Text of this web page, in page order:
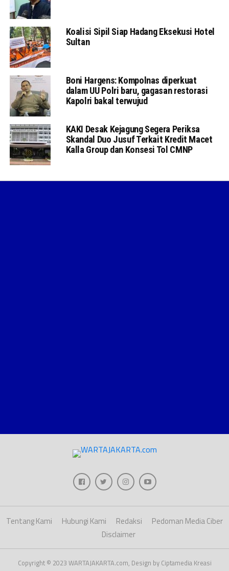
Koalisi Sipil Siap Hadang Eksekusi Hotel
Sultan
Boni Hargens: Kompolnas diperkuat
dalam UU Polri baru, gagasan restorasi
Kapolri bakal terwujud
KAKI Desak Kejagung Segera Periksa
Skandal Duo Jusuf Terkait Kredit Macet
Kalla Group dan Konsesi Tol CMNP
Tentang Kami Hubungi Kami Redaksi
Pedoman Media Ciber
Disclaimer
Copyright © 2023 WARTAJAKARTA.com, Design by Ciptamedia Kreasi